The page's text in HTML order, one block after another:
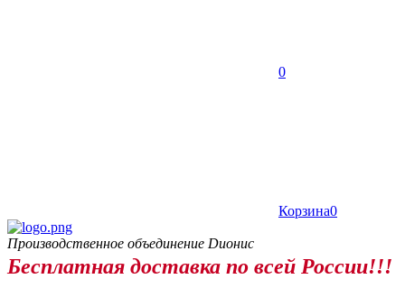
0
Корзина0
Производственное объединение Dионис
Бесплатная доставка по всей России!!!